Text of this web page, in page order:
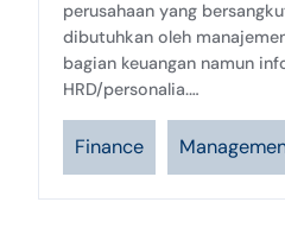
perusahaan yang
dibutuhkan oleh
bagian keuangan namun
HRD/personalia.…
Finance